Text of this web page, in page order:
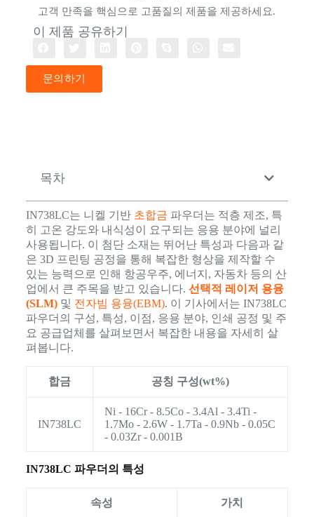
고객 만족을 핵심으로 고품질의 제품을 제공하세요.
이 제품 공유하기
문의하기
목차
IN738LC는 니켈 기반 초합금 파우더는 적층 제조, 특
히 고온 강도와 내식성이 요구되는 응용 분야에 널리
사용됩니다. 이 첨단 소재는 뛰어난 특성과 다음과 같
은 3D 프린팅 공정을 통해 복잡한 형상을 제작할 수
있는 능력으로 인해 항공우주, 에너지, 자동차 등의 산
업에서 큰 주목을 받고 있습니다. 선택적 레이저 용융
(SLM)및 전자빔 용융(EBM). 이 기사에서는 IN738LC
파우더의 구성, 특성, 이점, 응용 분야, 인쇄 공정 및 주
요 공급업체를 살펴보면서 복잡한 내용을 자세히 살
펴봅니다.
합금 공칭 구성(wt%)
IN738LC
Ni - 16Cr - 8.5Co - 3.4Al - 3.4Ti -
1.7Mo - 2.6W - 1.7Ta - 0.9Nb - 0.05C
- 0.03Zr - 0.001B
IN738LC 파우더의 특성
속성 가치